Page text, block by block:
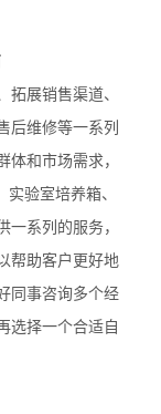
拓展销售渠道、
后维修等一系列
体和市场需求，
验室培养箱、
一系列的服务，
帮助客户更好地
同事咨询多个经
选择一个合适自